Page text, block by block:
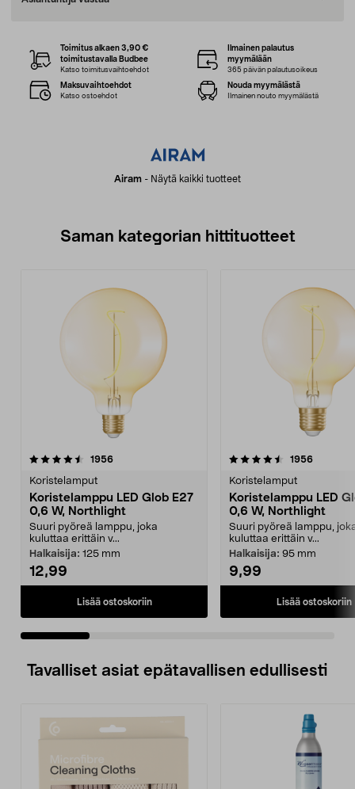
Airam - Näytä kaikki tuotteet
Toimitus alkaen 3,90 €
toimitustavalla Budbee
Katso toimitusvaihtoehdot
Ilmainen palautus
myymälään
365 päivän palautusoikeus
Maksuvaihtoehdot
Katso ostoehdot
Nouda myymälästä
Ilmainen nouto myymälästä
Saman kategorian hittituotteet
1956arvostelut
Koristelamput
Koristelamppu LED Glob E27
0,6 W, Northlight
Suuri pyöreä lamppu, joka
kuluttaa erittäin v...
Halkaisija: 125 mm
12,99
Lisää ostoskoriin
4.5 viidestä
1956
Koristelamput
Koristelamppu LED
0,6 W, Northlight
Suuri pyöreä lamppu,
kuluttaa erittäin v...
Halkaisija: 95 mm
9,99
Lisää ostoskoriin
4.5 viidestä
Tavalliset asiat epätavallisen edullisesti